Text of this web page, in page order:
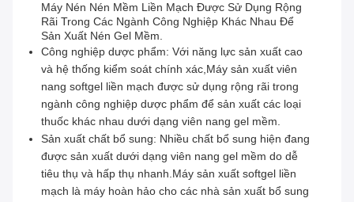
Máy Nén Nén Mềm Liền Mạch Được Sử Dụng Rộng
Rãi Trong Các Ngành Công Nghiệp Khác Nhau Để
Sản Xuất Nén Gel Mềm.
Công nghiệp dược phẩm: Với năng lực sản xuất cao
và hệ thống kiểm soát chính xác,Máy sản xuất viên
nang softgel liền mạch được sử dụng rộng rãi trong
ngành công nghiệp dược phẩm để sản xuất các loại
thuốc khác nhau dưới dạng viên nang gel mềm.
Sản xuất chất bổ sung: Nhiều chất bổ sung hiện đang
được sản xuất dưới dạng viên nang gel mềm do dễ
tiêu thụ và hấp thụ nhanh.Máy sản xuất softgel liền
mạch là máy hoàn hảo cho các nhà sản xuất bổ sung